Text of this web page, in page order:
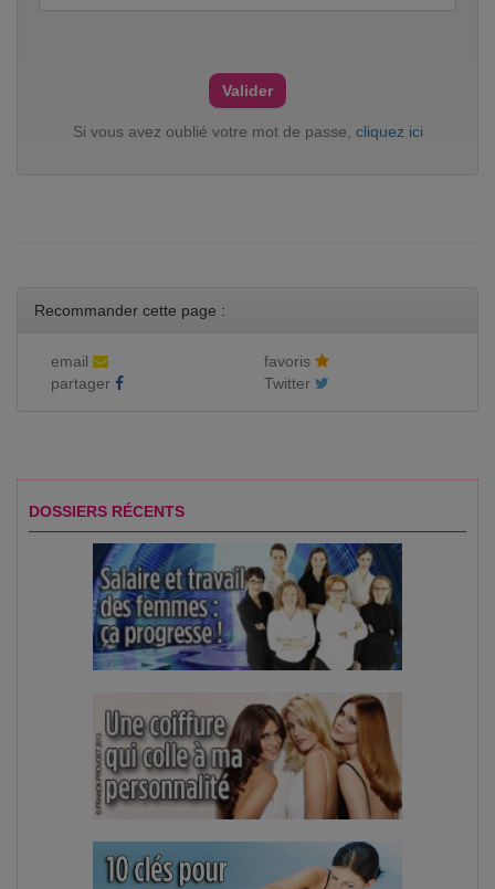
Si vous avez oublié votre mot de passe, cliquez ici
Recommander cette page :
email
favoris
partager
Twitter
DOSSIERS RÉCENTS